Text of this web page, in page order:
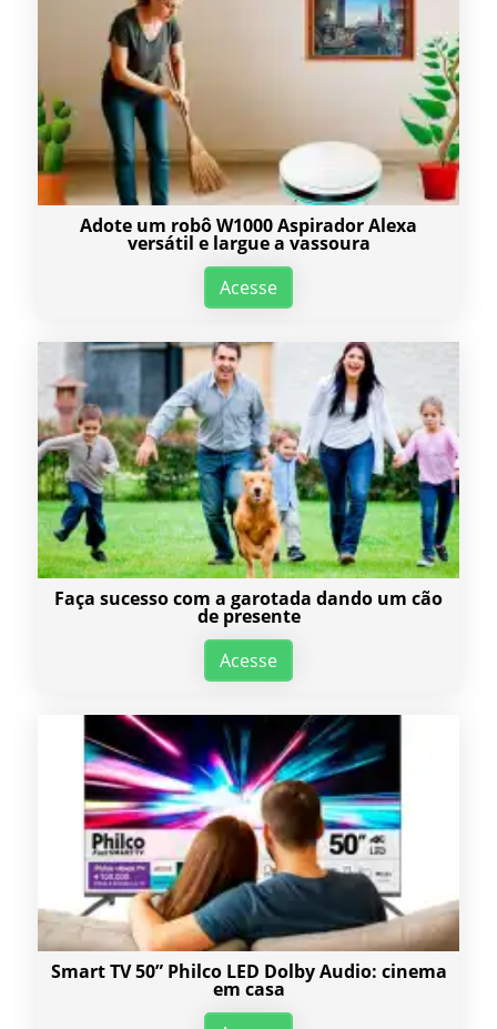
Adote um robô W1000 Aspirador Alexa
versátil e largue a vassoura
Acesse
Faça sucesso com a garotada dando um cão
de presente
Acesse
Smart TV 50” Philco LED Dolby Audio: cinema
em casa